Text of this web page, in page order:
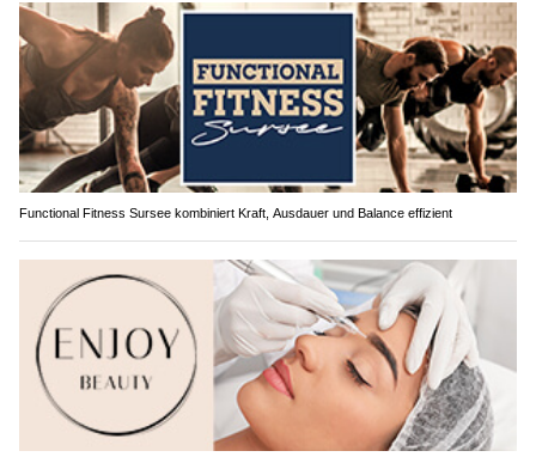
Functional Fitness Sursee kombiniert Kraft, Ausdauer und Balance effizient